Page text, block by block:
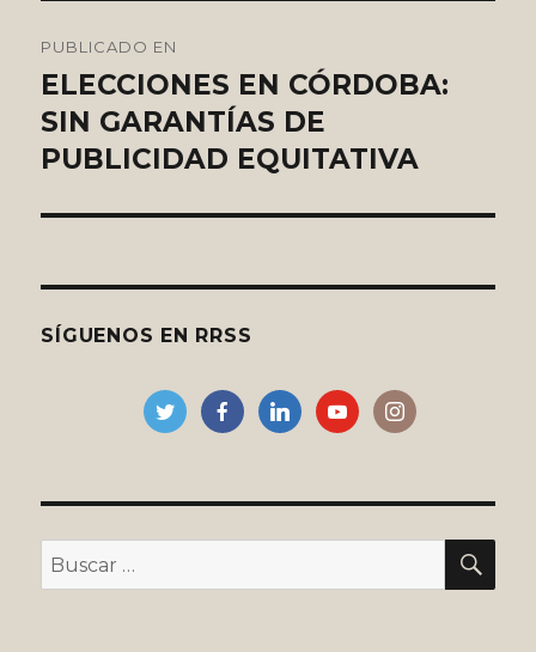
de
entradas
PUBLICADO EN
ELECCIONES EN CÓRDOBA:
SIN GARANTÍAS DE
PUBLICIDAD EQUITATIVA
SÍGUENOS EN RRSS
Buscar
por: